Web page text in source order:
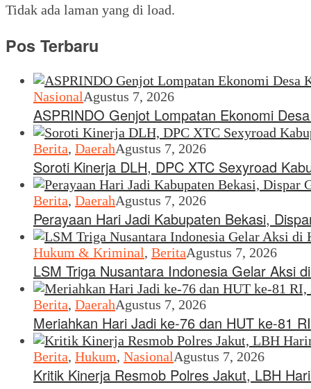
Tidak ada laman yang di load.
Pos Terbaru
NasionalAgustus 7, 2026
ASPRINDO Genjot Lompatan Ekonomi
Berita, DaerahAgustus 7, 2026
Soroti Kinerja DLH, DPC XTC Sexyroad
Berita, DaerahAgustus 7, 2026
Perayaan Hari Jadi Kabupaten Bekasi,
Hukum & Kriminal, BeritaAgustus 7, 2026
LSM Triga Nusantara Indonesia Gelar Aksi
Berita, DaerahAgustus 7, 2026
Meriahkan Hari Jadi ke-76 dan HUT ke-81
Berita, Hukum, NasionalAgustus 7, 2026
Kritik Kinerja Resmob Polres Jakut, LBH